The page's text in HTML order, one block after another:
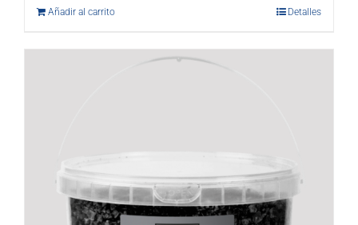
Añadir al carrito Detalles